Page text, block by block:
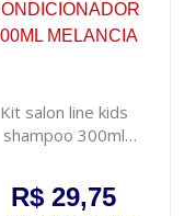
Kit salon line kids
shampoo 300ml
R$ 29,75